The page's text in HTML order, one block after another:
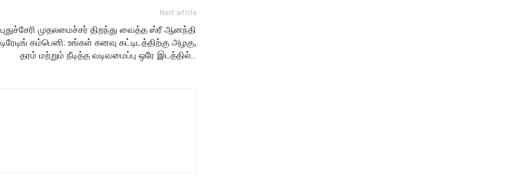
Next article
புதுச்சேரி முதலமைச்சர் திறந்து வைத்த ஸ்ரீ ஆனந்தி
டிரேடிங் கம்பெனி: உங்கள் கனவு கட்டிடத்திற்கு அழகு,
தரம் மற்றும் நீடித்த வடிவமைப்பு ஒரே இடத்தில்…